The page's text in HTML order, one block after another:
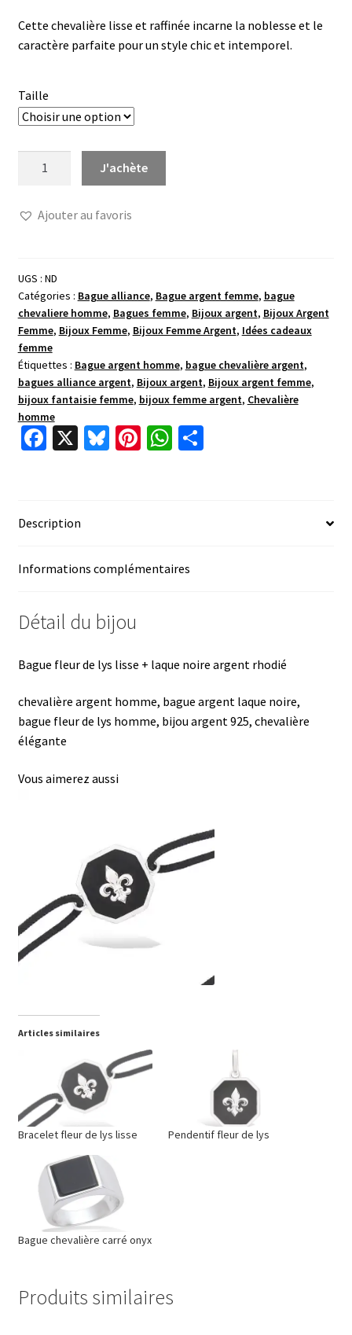
Cette chevalière lisse et raffinée incarne la noblesse et le
caractère parfaite pour un style chic et intemporel.
Taille
chevalière
J'achète
Ajouter au favoris
UGS : ND
Catégories : Bague alliance, Bague argent femme, bague
chevaliere homme, Bagues femme, Bijoux argent, Bijoux Argent
Femme, Bijoux Femme, Bijoux Femme Argent, Idées cadeaux
femme
Étiquettes : Bague argent homme, bague chevalière argent,
bagues alliance argent, Bijoux argent, Bijoux argent femme,
bijoux fantaisie femme, bijoux femme argent, Chevalière
homme
Fa
o
o
k
X Bl Pi W
p
P
Description
Informations complémentaires
Détail du bijou
Bague fleur de lys lisse + laque noire argent rhodié
chevalière argent homme, bague argent laque noire,
bague fleur de lys homme, bijou argent 925, chevalière
élégante
Vous aimerez aussi
Articles similaires
Bracelet fleur de lys lisse Pendentif fleur de lys
Bague chevalière carré onyx
Produits similaires